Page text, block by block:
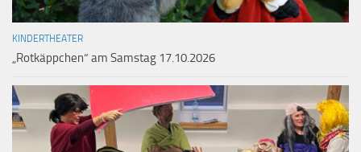
KINDERTHEATER
„Rotkäppchen“ am Samstag 17.10.2026